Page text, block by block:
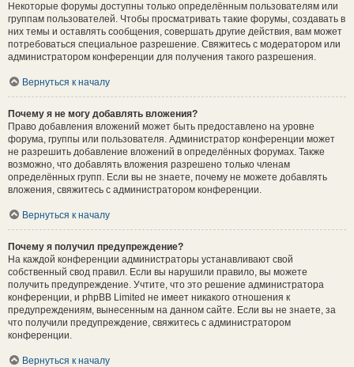
Некоторые форумы доступны только определённым пользователям или
группам пользователей. Чтобы просматривать такие форумы, создавать в
них темы и оставлять сообщения, совершать другие действия, вам может
потребоваться специальное разрешение. Свяжитесь с модератором или
администратором конференции для получения такого разрешения.
Вернуться к началу
Почему я не могу добавлять вложения?
Право добавления вложений может быть предоставлено на уровне
форума, группы или пользователя. Администратор конференции может
не разрешить добавление вложений в определённых форумах. Также
возможно, что добавлять вложения разрешено только членам
определённых групп. Если вы не знаете, почему не можете добавлять
вложения, свяжитесь с администратором конференции.
Вернуться к началу
Почему я получил предупреждение?
На каждой конференции администраторы устанавливают свой
собственный свод правил. Если вы нарушили правило, вы можете
получить предупреждение. Учтите, что это решение администратора
конференции, и phpBB Limited не имеет никакого отношения к
предупреждениям, вынесенным на данном сайте. Если вы не знаете, за
что получили предупреждение, свяжитесь с администратором
конференции.
Вернуться к началу